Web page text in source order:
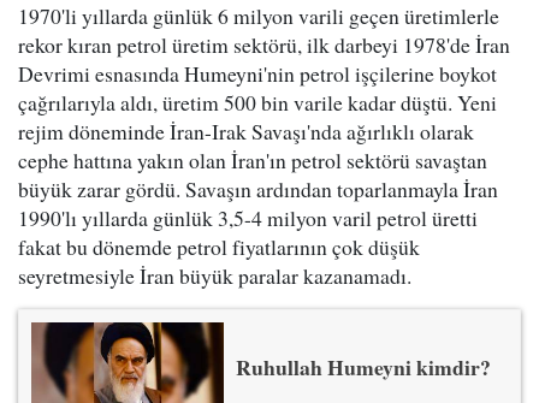
1970'li yıllarda günlük 6 milyon varili geçen üretimlerle
rekor kıran petrol üretim sektörü, ilk darbeyi 1978'de İran
Devrimi esnasında Humeyni'nin petrol işçilerine boykot
çağrılarıyla aldı, üretim 500 bin varile kadar düştü. Yeni
rejim döneminde İran-Irak Savaşı'nda ağırlıklı olarak
cephe hattına yakın olan İran'ın petrol sektörü savaştan
büyük zarar gördü. Savaşın ardından toparlanmayla İran
1990'lı yıllarda günlük 3,5-4 milyon varil petrol üretti
fakat bu dönemde petrol fiyatlarının çok düşük
seyretmesiyle İran büyük paralar kazanamadı.
Ruhullah Humeyni kimdir?